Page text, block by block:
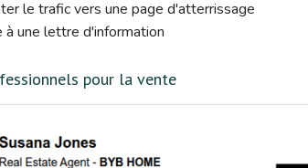
le trafic vers une page d'atterrissage
à une lettre d'information
pour la vente